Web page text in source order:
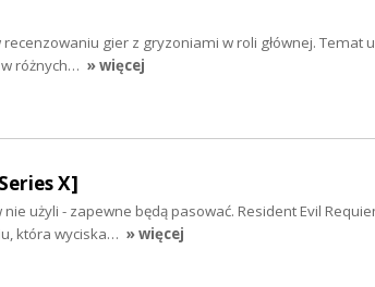
gier z gryzoniami w roli głównej. Temat
różnych… » więcej
X]
użyli - zapewne będą pasować. Resident Evil
która wyciska… » więcej